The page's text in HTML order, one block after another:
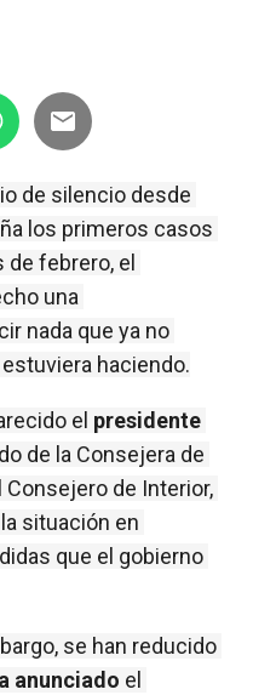
de silencio desde
los primeros casos
de febrero, el
una
nada que ya no
haciendo.
el presidente
de la Consejera de
situación en
que el gobierno
se han reducido
anunciado el